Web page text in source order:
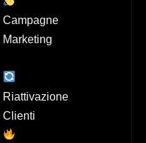
Campagne
Marketing
Riattivazione
Clienti